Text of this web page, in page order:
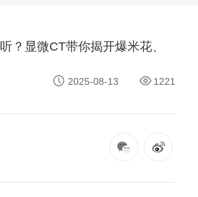
？显微CT带你揭开爆米花、
2025-08-13 1221